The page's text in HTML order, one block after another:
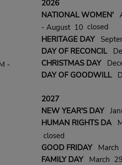
-
2026
NATIONAL WOMEN'
- August 10closed
HERITAGE DAY
DAY OF RECONCIL
CHRISTMAS DAY
DAY OF GOODWILL
2027
NEW YEAR'S DAY
HUMAN RIGHTS DA
closed
GOOD FRIDAYMarch
FAMILY DAYMarch